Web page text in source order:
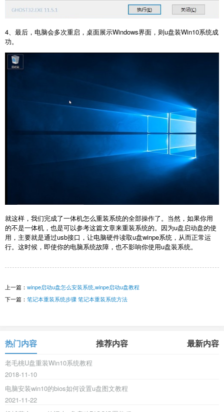
4、最后，电脑会多次重启，桌面展示Windows界面，则u盘装Win10系统成
功。
就这样，我们完成了一体机怎么重装系统的全部操作了。当然，如果你用
的不是一体机，也是可以参考这篇文章来重装系统的。因为u盘启动盘的使
用，主要就是通过usb接口，让电脑硬件读取u盘winpe系统，从而正常运
行。这时候，即使你的电脑系统故障，也不影响你使用u盘装系统。
上一篇： winpe启动u盘怎么安装系统,winpe启动u盘教程
下一篇： 笔记本重装系统步骤 笔记本重装系统方法
热门内容 推荐内容 最新内容
老毛桃U盘重装Win10系统教程
2018-11-10
电脑安装win10的bios如何设置u盘图文教程
2021-11-22